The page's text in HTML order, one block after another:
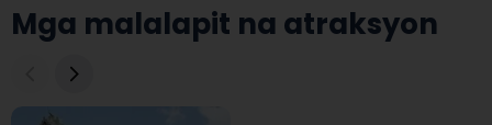
Mga malalapit na atraksyon